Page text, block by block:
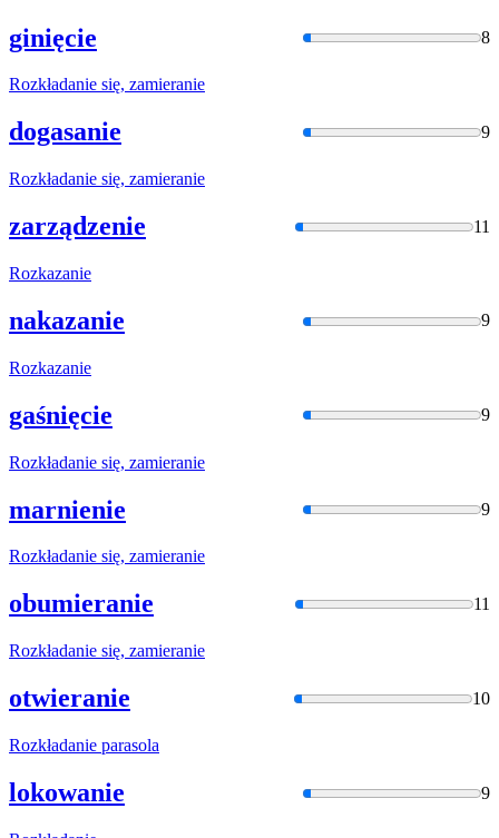
ginięcie 8
Rozkładanie się, zamieranie
dogasanie 9
Rozkładanie się, zamieranie
zarządzenie 11
Rozkazanie
nakazanie 9
Rozkazanie
gaśnięcie 9
Rozkładanie się, zamieranie
marnienie 9
Rozkładanie się, zamieranie
obumieranie 11
Rozkładanie się, zamieranie
otwieranie 10
Rozkładanie parasola
lokowanie 9